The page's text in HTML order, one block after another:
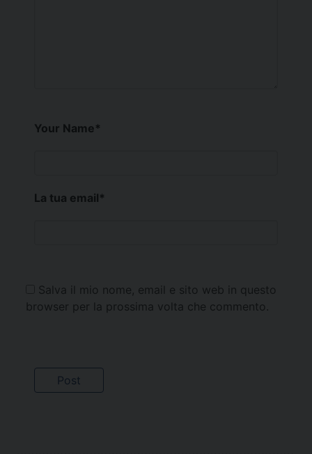
Your Name*
La tua email*
Salva il mio nome, email e sito web in questo
browser per la prossima volta che commento.